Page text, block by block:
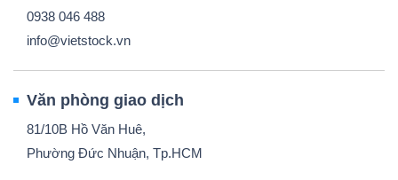
0938 046 488
info@vietstock.vn
Văn phòng giao dịch
81/10B Hồ Văn Huê,
Phường Đức Nhuận, Tp.HCM